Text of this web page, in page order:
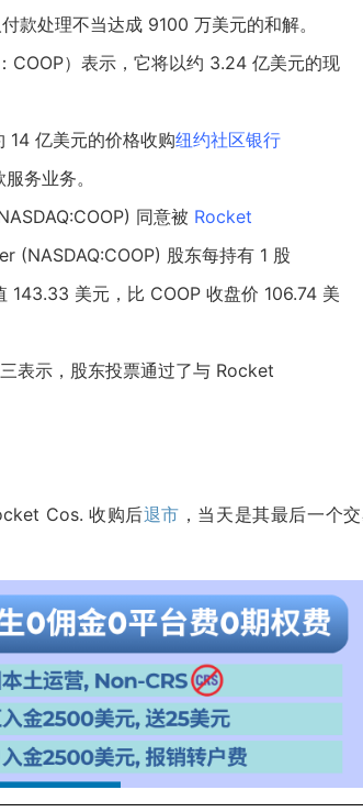
处理不当达成 9100 万美元的和解。
COOP）表示，它将以约 3.24 亿美元的现
亿美元的价格收购纽约社区银行
务业务。
同意被 Rocket
(NASDAQ:COOP) 股东每持有 1 股
143.33 美元，比 COOP 收盘价 106.74 美
表示，股东投票通过了与 Rocket
Cos. 收购后退市 ，当天是其最后一个